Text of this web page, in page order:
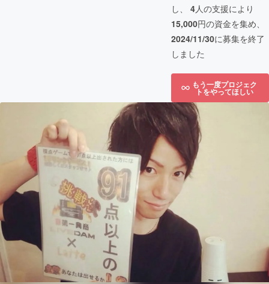
し、 4人の支援により
15,000円の資金を集め、
2024/11/30に募集を終了
しました
もう一度プロジェク
トをやってほしい